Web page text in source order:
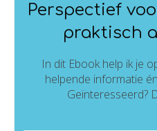
Perspectief
praktisch
In dit Ebook help ik je
helpende informatie
Geïnteresseerd?